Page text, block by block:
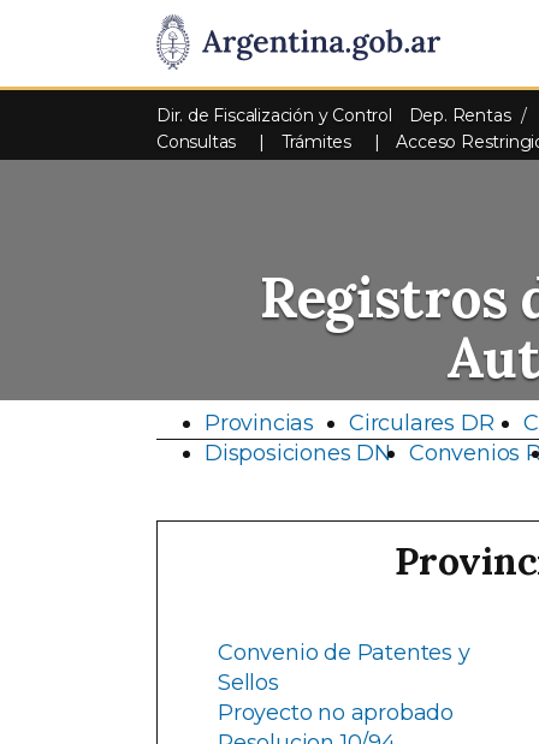
Consultas Trámites Acceso
Dir. de Fiscalización y Control Dep. Rentas
Registros
Provincias Circulares DR
Disposiciones DN
Convenios
Convenio de Patentes y
Sellos
Proyecto no aprobado